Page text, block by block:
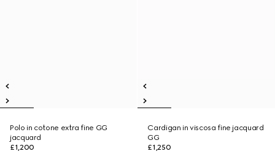
Polo in cotone extra fine GG
jacquard
£1,200
Cardigan in viscosa fine jacquard
GG
£1,250